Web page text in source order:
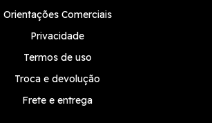
Orientações Comerciais
Privacidade
Termos de uso
Troca e devolução
Frete e entrega